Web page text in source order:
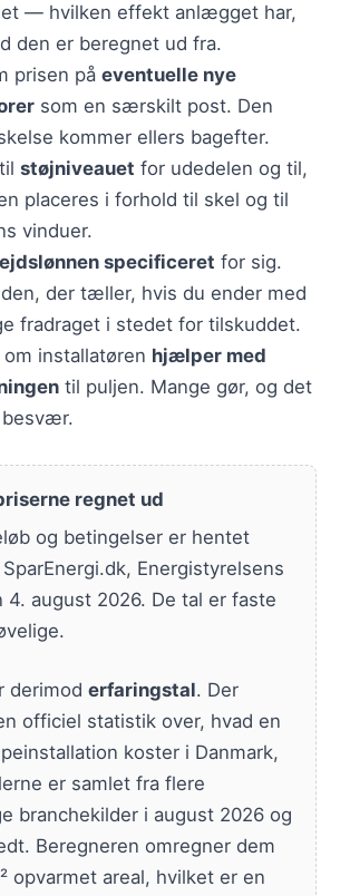
— hvilken effekt anlægget har,
den er beregnet ud fra.
prisen på eventuelle nye
som en særskilt post. Den
kommer ellers bagefter.
støjniveauet for udedelen og til,
placeres i forhold til skel og til
vinduer.
specificeret for sig.
der tæller, hvis du ender med
fradraget i stedet for tilskuddet.
om installatøren hjælper med
til puljen. Mange gør, og det
besvær.
regnet ud
og betingelser er hentet
Energistyrelsens
4. august 2026. De tal er faste
derimod erfaringstal. Der
officiel statistik over, hvad en
koster i Danmark,
er samlet fra flere
branchekilder i august 2026 og
Beregneren omregner dem
opvarmet areal, hvilket er en